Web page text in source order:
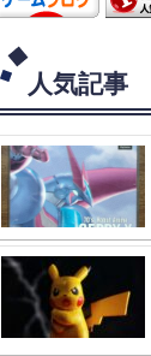
人気記事